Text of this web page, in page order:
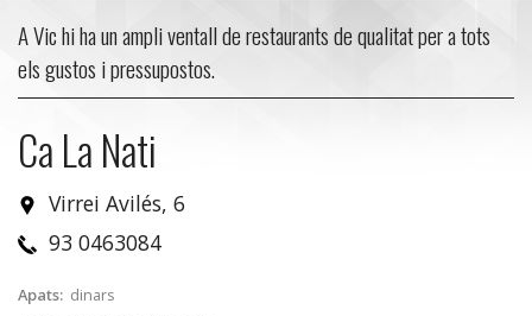
A Vic hi ha un ampli ventall de restaurants de qualitat per a tots
els gustos i pressupostos.
Ca La Nati
Virrei Avilés, 6
93 0463084
Apats: dinars